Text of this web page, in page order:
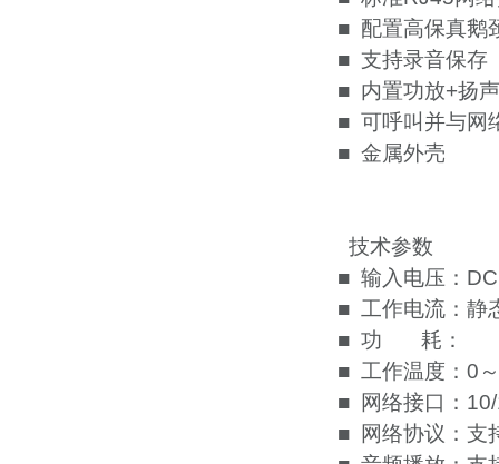
■ 配置高保真鹅
■ 支持录音保存
■ 内置功放+扬
■ 可呼叫并与网
■ 金属外壳
技术参数
■ 输入电压：
■ 工作电流：静
■ 功 耗：
■ 工作温度：0
■ 网络接口：
■ 网络协议：支